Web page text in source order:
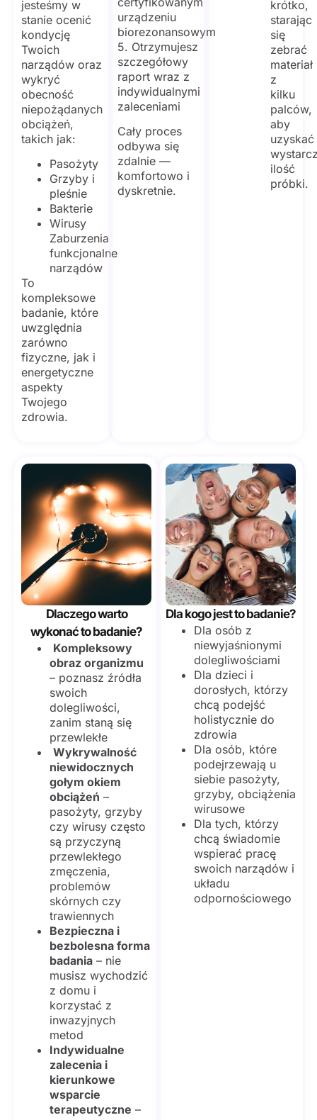
jesteśmy w
stanie ocenić
kondycję
Twoich
narządów oraz
wykryć
obecność
niepożądanych
obciążeń,
takich jak:
Pasożyty
Grzyby i
pleśnie
Bakterie
Wirusy
Zaburzenia
funkcjonalne
narządów
To
kompleksowe
badanie, które
uwzględnia
zarówno
fizyczne, jak i
energetyczne
aspekty
Twojego
zdrowia.
urządzeniu
biorezonansowym
5. Otrzymujesz
szczegółowy
raport wraz z
indywidualnymi
zaleceniami
Cały proces
odbywa się
zdalnie —
komfortowo i
dyskretnie.
krótko,
starając
się
zebrać
materiał
z
kilku
palców,
aby
uzyskać
ilość
próbki.
Dlaczego warto
wykonać to badanie?
Kompleksowy
obraz organizmu
– poznasz źródła
swoich
dolegliwości,
zanim staną się
przewlekłe
Wykrywalność
niewidocznych
gołym okiem
obciążeń –
pasożyty, grzyby
czy wirusy często
są przyczyną
przewlekłego
zmęczenia,
problemów
skórnych czy
trawiennych
Bezpieczna i
bezbolesna forma
badania – nie
musisz wychodzić
z domu i
korzystać z
inwazyjnych
metod
Indywidualne
zalecenia i
kierunkowe
wsparcie
terapeutyczne –
Dla kogo jest to badanie?
Dla osób z
niewyjaśnionymi
dolegliwościami
Dla dzieci i
dorosłych, którzy
chcą podejść
holistycznie do
zdrowia
Dla osób, które
podejrzewają u
siebie pasożyty,
grzyby, obciążenia
wirusowe
Dla tych, którzy
chcą świadomie
wspierać pracę
swoich narządów i
układu
odpornościowego